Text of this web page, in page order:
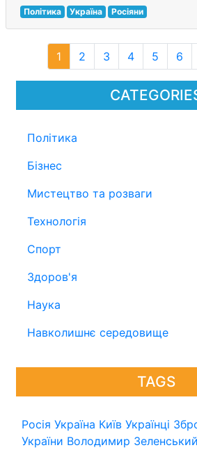
Політика
Бізнес
Мистецтво та розваги
Технологія
Спорт
Здоров'я
Наука
Навколишнє середовище
TAGS
Росія Україна Київ Українці
України Володимир Зеленський
Політика Україна Росіяни
1 2 3 4 5 6